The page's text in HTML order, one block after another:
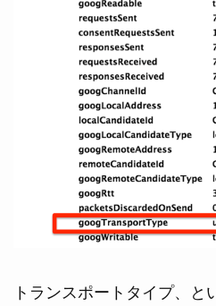
トランスポートタイプ、と